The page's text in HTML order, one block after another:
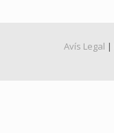
Avís Legal |